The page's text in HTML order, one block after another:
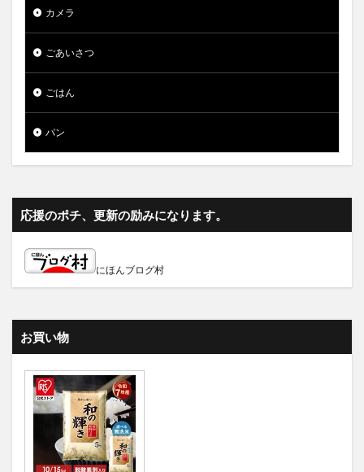
カメラ
ごあいさつ
ごはん
パン
応援のポチ、更新の励みになります。
にほんブログ村
お買い物